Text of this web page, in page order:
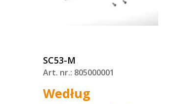
SC53-M
Art. nr.: 805000001
Według